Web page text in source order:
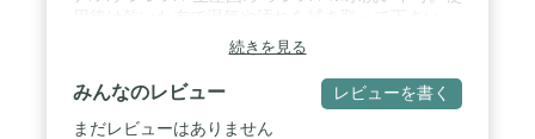
続きを見る
みんなのレビュー レビューを書く
まだレビューはありません